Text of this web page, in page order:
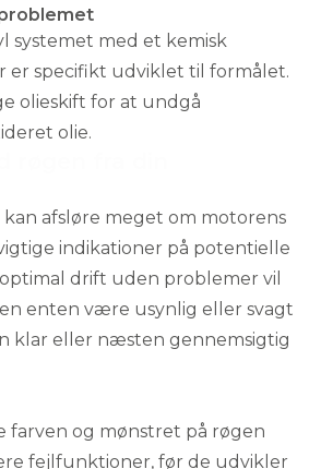
systemet med et kemisk
er specifikt udviklet til formålet.
olieskift for at undgå
olie.
afsløre meget om motorens
indikationer på potentielle
drift uden problemer vil
enten være usynlig eller svagt
klar eller næsten gennemsigtig
farven og mønstret på røgen
fejlfunktioner, før de udvikler